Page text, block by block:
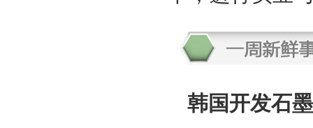
韩国开发石